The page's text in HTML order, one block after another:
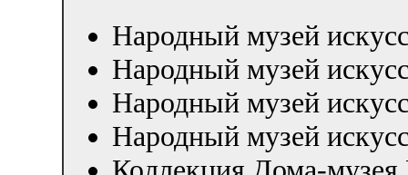
Народный музей
Народный музей
Народный музей
Народный музей